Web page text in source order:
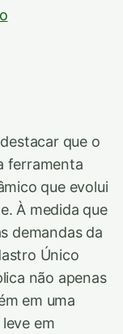
que o
ferramenta
que evolui
À medida que
demandas da
Único
não apenas
em uma
em